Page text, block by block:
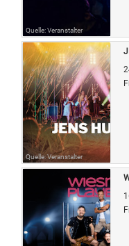
Quelle: Veranstalter
Quelle: Veranstalter